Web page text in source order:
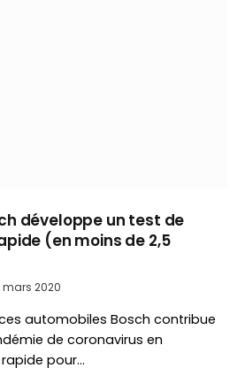
développe un test de
(en moins de 2,5
mars 2020
automobiles Bosch contribue
de coronavirus en
pour…